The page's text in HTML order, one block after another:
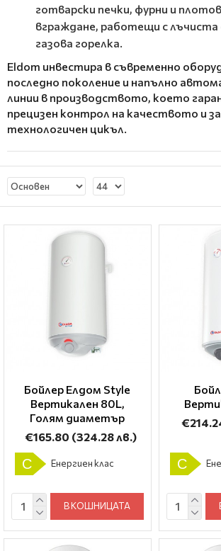
готварски печки, фурни и
вграждане, работещи с лъчиста
газова горелка.
Eldom инвестира в съвременно
последно поколение и напълно
линии в производството, което
прецизен контрол на качеството и
технологичен цикъл.
Бойлер Елдом Style
Вертикален 80L,
Голям диаметър
€165.80 (324.28 лв.)
C Енергиен клас
В КОШНИЦАТА
C